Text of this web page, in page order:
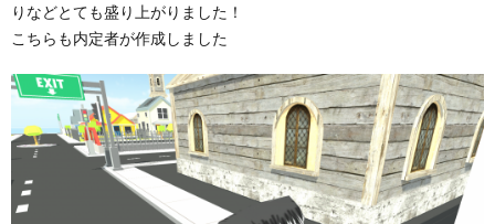
りなどとても盛り上がりました！
こちらも内定者が作成しました